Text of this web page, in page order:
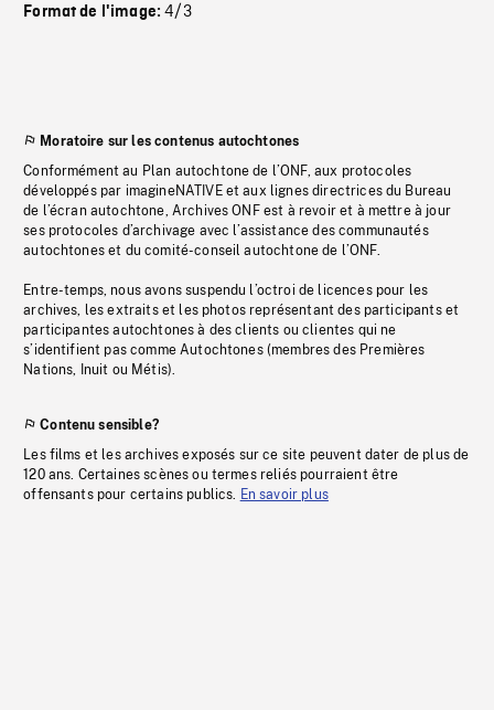
Format de l'image:4/3
Moratoire sur les contenus autochtones
Conformément au Plan autochtone de l’ONF, aux protocoles
développés par imagineNATIVE et aux lignes directrices du Bureau
de l’écran autochtone, Archives ONF est à revoir et à mettre à jour
ses protocoles d’archivage avec l’assistance des communautés
autochtones et du comité-conseil autochtone de l’ONF.
Entre-temps, nous avons suspendu l’octroi de licences pour les
archives, les extraits et les photos représentant des participants et
participantes autochtones à des clients ou clientes qui ne
s’identifient pas comme Autochtones (membres des Premières
Nations, Inuit ou Métis).
Contenu sensible?
Les films et les archives exposés sur ce site peuvent dater de plus de
120 ans. Certaines scènes ou termes reliés pourraient être
offensants pour certains publics. En savoir plus